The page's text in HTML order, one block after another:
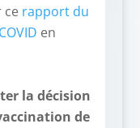
ce rapport du
en
la décision
de